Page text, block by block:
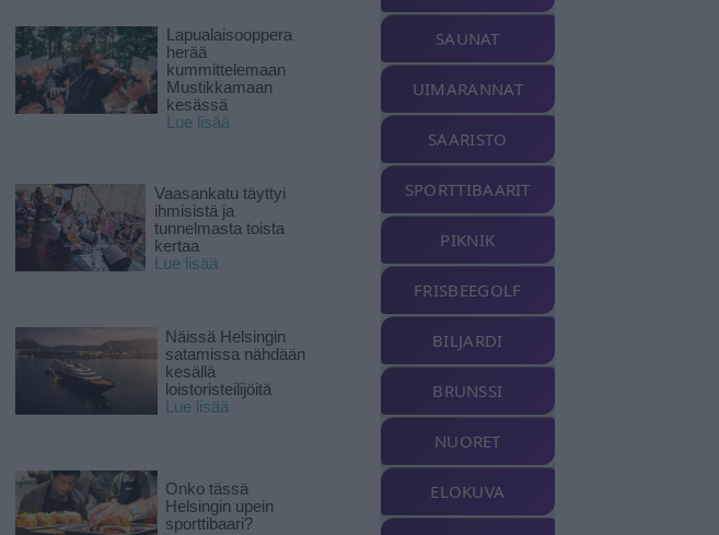
Lapualaisooppera
herää
kummittelemaan
Mustikkamaan
kesässä
Lue lisää
Vaasankatu täyttyi
ihmisistä ja
tunnelmasta toista
kertaa
Lue lisää
Näissä Helsingin
satamissa nähdään
kesällä
loistoristeilijöitä
Lue lisää
Onko tässä
Helsingin upein
sporttibaari?
SAUNAT
UIMARANNAT
SAARISTO
SPORTTIBAARIT
PIKNIK
FRISBEEGOLF
BILJARDI
BRUNSSI
NUORET
ELOKUVA